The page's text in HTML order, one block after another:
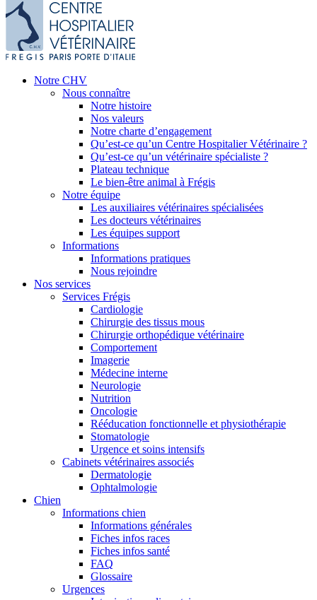
Notre CHV
Nous connaître
Notre histoire
Nos valeurs
Notre charte d’engagement
Qu’est-ce qu’un Centre Hospitalier Vétérinaire ?
Qu’est-ce qu’un vétérinaire spécialiste ?
Plateau technique
Le bien-être animal à Frégis
Notre équipe
Les auxiliaires vétérinaires spécialisées
Les docteurs vétérinaires
Les équipes support
Informations
Informations pratiques
Nous rejoindre
Nos services
Services Frégis
Cardiologie
Chirurgie des tissus mous
Chirurgie orthopédique vétérinaire
Comportement
Imagerie
Médecine interne
Neurologie
Nutrition
Oncologie
Rééducation fonctionnelle et physiothérapie
Stomatologie
Urgence et soins intensifs
Cabinets vétérinaires associés
Dermatologie
Ophtalmologie
Chien
Informations chien
Informations générales
Fiches infos races
Fiches infos santé
FAQ
Glossaire
Urgences